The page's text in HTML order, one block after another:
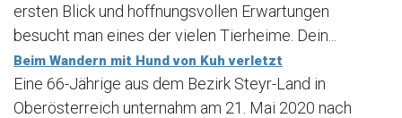
ersten Blick und hoffnungsvollen Erwartungen
besucht man eines der vielen Tierheime. Dein...
Beim Wandern mit Hund von Kuh verletzt
Eine 66-Jährige aus dem Bezirk Steyr-Land in
Oberösterreich unternahm am 21. Mai 2020 nach